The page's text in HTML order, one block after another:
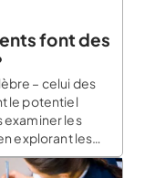
font des
– celui des
le potentiel
examiner les
explorant les
et